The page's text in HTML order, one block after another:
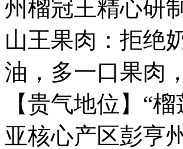
州榴冠王精心研
山王果肉：拒绝
油，多一口果肉
【贵气地位】“
亚核心产区彭亨